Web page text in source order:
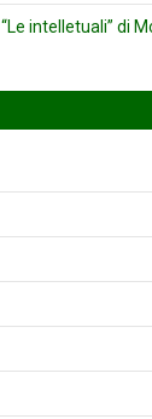
“Le intelletuali” di